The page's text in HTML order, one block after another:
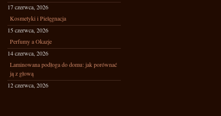
17 czerwca, 2026
Kosmetyki i Pielęgnacja
15 czerwca, 2026
Perfumy a Okazje
14 czerwca, 2026
Laminowana podłoga do domu: jak porównać
ją z głową
12 czerwca, 2026